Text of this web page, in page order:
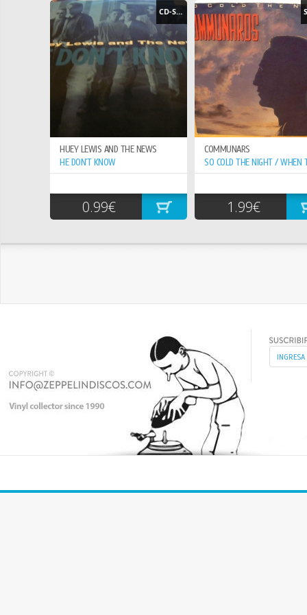
CD-SINGLE
HUEY LEWIS AND THE NEWS
HE DON`T KNOW
0.99€
COMMUNARS
1.99€